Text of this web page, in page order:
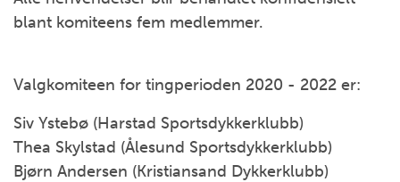
blant komiteens fem medlemmer.
Valgkomiteen for tingperioden 2020 - 2022 er:
Siv Ystebø (Harstad Sportsdykkerklubb)
Thea Skylstad (Ålesund Sportsdykkerklubb)
Bjørn Andersen (Kristiansand Dykkerklubb)